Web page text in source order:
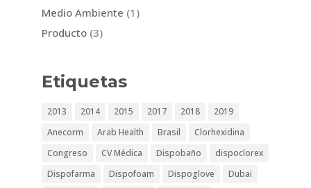
Medio Ambiente (1)
Producto(3)
Etiquetas
2013 2014 2015 2017 2018
2019
Anecorm
Arab Health Brasil
Clorhexidina
Congreso
CV Médica Dispobaño
dispoclorex
Dispofarma
Dispofoam Dispoglove
Dubai